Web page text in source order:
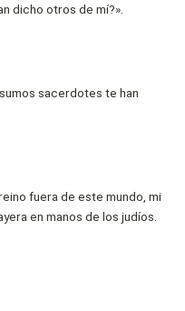
dicho otros de mí?».
sacerdotes te han
fuera de este mundo, mi
en manos de los judíos.